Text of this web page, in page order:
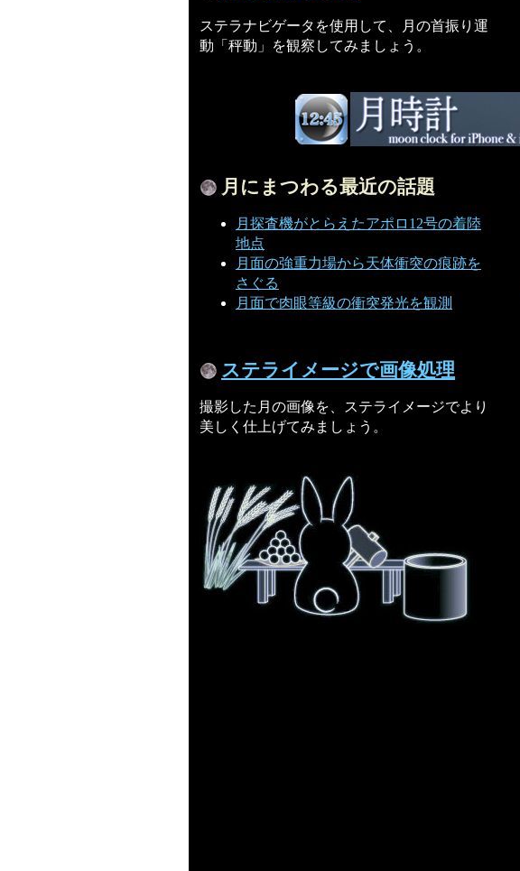
ステラナビゲータを使用して、月の首振り運
動「秤動」を観察してみましょう。
月にまつわる最近の話題
月探査機がとらえたアポロ12号の着陸
地点
月面の強重力場から天体衝突の痕跡を
さぐる
月面で肉眼等級の衝突発光を観測
ステライメージで画像処理
撮影した月の画像を、ステライメージでより
美しく仕上げてみましょう。